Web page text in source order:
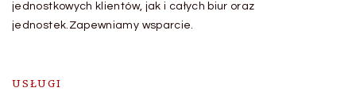
jednostkowych klientów, jak i całych biur oraz
jednostek.Zapewniamy wsparcie.
USŁUGI